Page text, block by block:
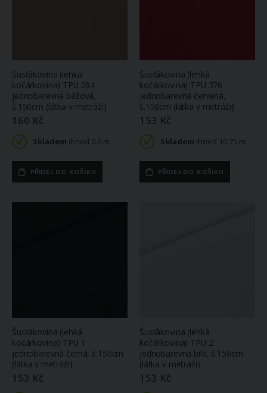
Šusťákovina (lehká
kočárkovina) TPU 284
jednobarevná béžová,
š.150cm (látka v metráži)
160 Kč
Skladem ihned 0.6 m
PŘIDEJ DO KOŠÍKU
Šusťákovina (lehká
kočárkovina) TPU 376
jednobarevná červená,
š.150cm (látka v metráži)
153 Kč
Skladem ihned 10.75 m
PŘIDEJ DO KOŠÍKU
Šusťákovina (lehká
kočárkovina) TPU 1
jednobarevná černá, š.150cm
(látka v metráži)
153 Kč
Šusťákovina (lehká
kočárkovina) TPU 2
jednobarevná bílá, š.150cm
(látka v metráži)
153 Kč